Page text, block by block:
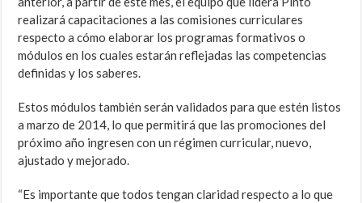
realizará capacitaciones a las comisiones curriculares
respecto a cómo elaborar los programas formativos o
módulos en los cuales estarán reflejadas las competencias
definidas y los saberes.
Estos módulos también serán validados para que estén listos
a marzo de 2014, lo que permitirá que las promociones del
próximo año ingresen con un régimen curricular, nuevo,
ajustado y mejorado.
“Es importante que todos tengan claridad respecto a lo que